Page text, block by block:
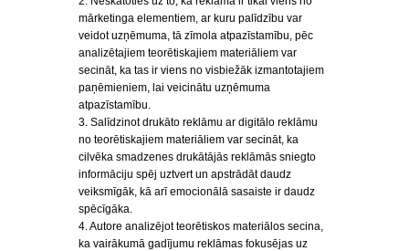
mārketinga elementiem, ar kuru palīdzību var
veidot uzņēmuma, tā zīmola atpazīstamību, pēc
analizētajiem teorētiskajiem materiāliem var
secināt, ka tas ir viens no visbiežāk izmantotajiem
paņēmieniem, lai veicinātu uzņēmuma
atpazīstamību.
3. Salīdzinot drukāto reklāmu ar digitālo reklāmu
no teorētiskajiem materiāliem var secināt, ka
cilvēka smadzenes drukātājās reklāmās sniegto
informāciju spēj uztvert un apstrādāt daudz
veiksmīgāk, kā arī emocionālā sasaiste ir daudz
spēcīgāka.
4. Autore analizējot teorētiskos materiālos secina,
ka vairākumā gadījumu reklāmas fokusējas uz